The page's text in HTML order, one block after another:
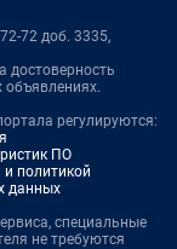
72 доб. 3335,
достоверность
регулируются:
ПО
политикой
данных
специальные
не требуются